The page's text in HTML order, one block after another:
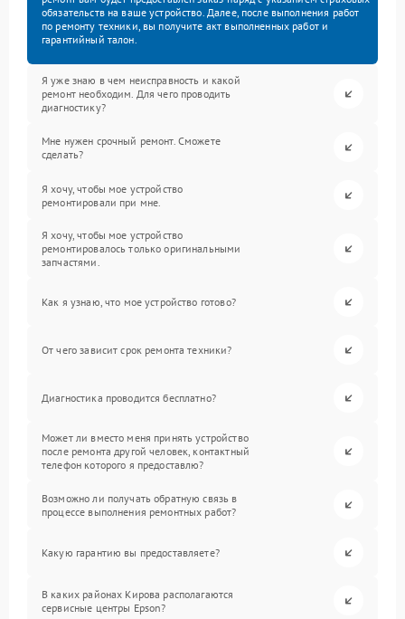
обязательств на ваше устройство. Далее, после выполнения работ
по ремонту техники, вы получите акт выполненных работ и
гарантийный талон.
Я уже знаю в чем неисправность и какой
ремонт необходим. Для чего проводить
диагностику?
Мне нужен срочный ремонт. Сможете
сделать?
Я хочу, чтобы мое устройство
ремонтировали при мне.
Я хочу, чтобы мое устройство
ремонтировалось только оригинальными
запчастями.
Как я узнаю, что мое устройство готово?
От чего зависит срок ремонта техники?
Диагностика проводится бесплатно?
Может ли вместо меня принять устройство
после ремонта другой человек, контактный
телефон которого я предоставлю?
Возможно ли получать обратную связь в
процессе выполнения ремонтных работ?
Какую гарантию вы предоставляете?
В каких районах Кирова располагаются
сервисные центры Epson?